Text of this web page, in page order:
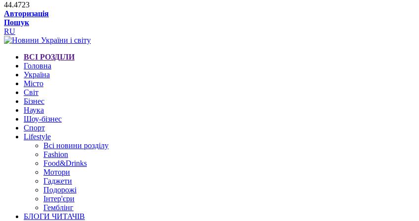
44.4723
Авторизація
Пошук
RU
ВСІ РОЗДІЛИ
Головна
Україна
Місто
Світ
Бізнес
Наука
Шоу-бізнес
Спорт
Lifestyle
Всі новини розділу
Fashion
Food&Drinks
Мотори
Гаджети
Подорожі
Інтер'єри
Гемблінг
БЛОГИ ЧИТАЧІВ